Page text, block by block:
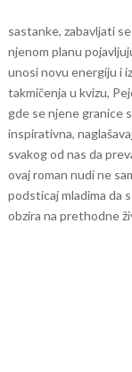
sastanke, zabavljati
njenom planu
unosi novu energiju i
takmičenja u kvizu,
gde se njene granice
inspirativna,
svakog od nas da
ovaj roman nudi ne
podsticaj mladima da
obzira na prethodne